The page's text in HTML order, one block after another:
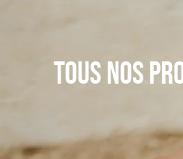
Tous nos